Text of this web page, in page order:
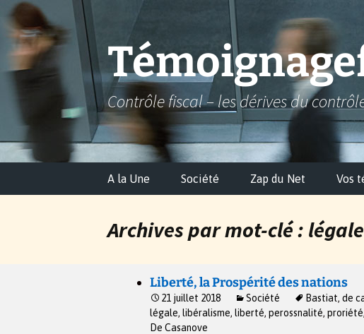
Aller
au
contenu
Contrôle fiscal – les dérives du
A la Une Société Zap du Net Vos
Archives par mot-clé : légale
Liberté, la Prospérité des nations
21 juillet 2018 Société Bastiat, de
légale, libéralisme, liberté, perossnalité, proriété
De Casanove